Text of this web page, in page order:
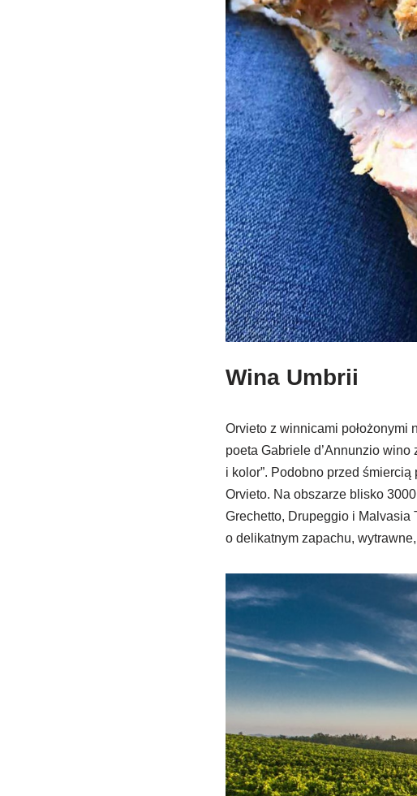
Wina Umbrii
Orvieto z winnicami położonymi
poeta Gabriele d’Annunzio wino
i kolor”. Podobno przed
Orvieto. Na obszarze blisko
Grechetto, Drupeggio i Malvasia
o delikatnym zapachu,